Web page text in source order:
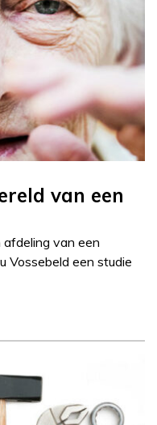
van een
van een
Vossebeld een studie